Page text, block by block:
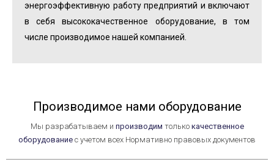
энергоэффективную работу предприятий и включают
в себя высококачественное оборудование, в том
числе производимое нашей компанией.
Производимое нами оборудование
Мы разрабатываем и производим только качественное
оборудование с учетом всех Нормативно правовых документов